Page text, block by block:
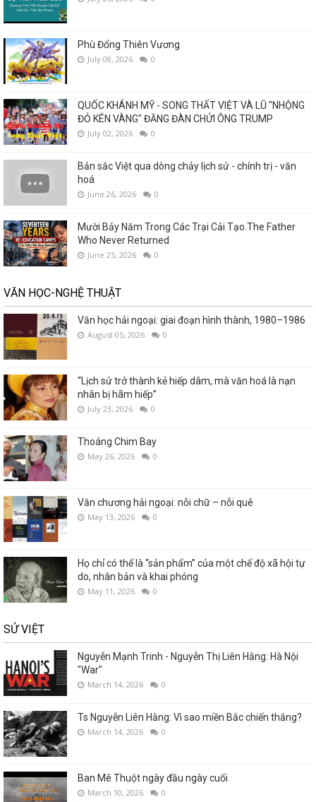
Phù Đổng Thiên Vương
July 08, 2026 0
QUỐC KHÁNH MỸ - SONG THẤT VIỆT VÀ LŨ "NHỘNG
ĐỎ KÉN VÀNG" ĐĂNG ĐÀN CHỬI ÔNG TRUMP
July 02, 2026 0
Bản sắc Việt qua dòng chảy lịch sử - chính trị - văn
hoá
June 26, 2026 0
Mười Bảy Năm Trong Các Trại Cải Tạo.The Father
Who Never Returned
June 25, 2026 0
VĂN HỌC-NGHỆ THUẬT
Văn học hải ngoại: giai đoạn hình thành, 1980–1986
August 05, 2026 0
“Lịch sử trở thành kẻ hiếp dâm, mà văn hoá là nạn
nhân bị hãm hiếp”
July 23, 2026 0
Thoáng Chim Bay
May 26, 2026 0
Văn chương hải ngoại: nỗi chữ – nỗi quê
May 13, 2026 0
Họ chỉ có thể là “sản phẩm” của một chế độ xã hội tự
do, nhân bản và khai phóng
May 11, 2026 0
SỬ VIỆT
Nguyễn Mạnh Trinh - Nguyễn Thị Liên Hằng: Hà Nội
"War"
March 14, 2026 0
Ts Nguyễn Liên Hằng: Vì sao miền Bắc chiến thắng?
March 14, 2026 0
Ban Mê Thuột ngày đầu ngày cuối
March 10, 2026 0